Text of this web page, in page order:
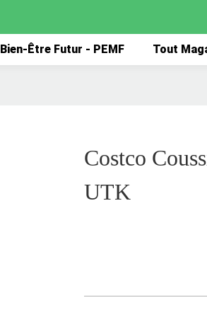
Bien-Être Futur - PEMF Tout
Costco
UTK